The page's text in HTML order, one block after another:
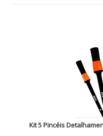
Kit 5 Pincéis